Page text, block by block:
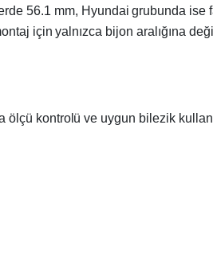
56.1 mm, Hyundai grubunda ise
için yalnızca bijon aralığına
ölçü kontrolü ve uygun bilezik